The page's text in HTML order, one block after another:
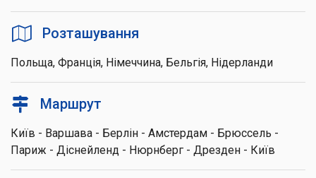
Розташування
Польща, Франція, Німеччина, Бельгія, Нідерланди
Маршрут
Київ - Варшава - Берлін - Амстердам - Брюссель -
Париж - Діснейленд - Нюрнберг - Дрезден - Київ